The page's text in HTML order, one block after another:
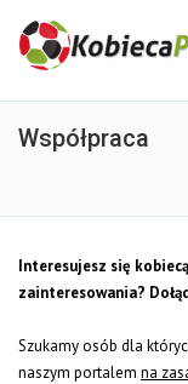
Współpraca
Interesujesz się
zainteresowania?
Szukamy osób dla
naszym portalem na